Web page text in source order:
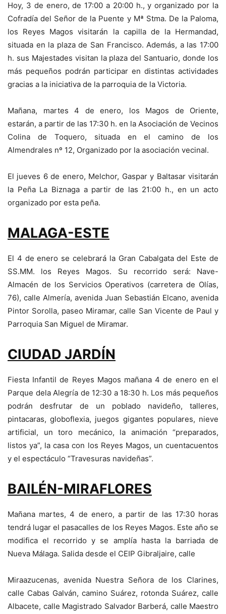
Hoy, 3 de enero, de 17:00 a 20:00 h., y organizado por la
Cofradía del Señor de la Puente y Mª Stma. De la Paloma,
los Reyes Magos visitarán la capilla de la Hermandad,
situada en la plaza de San Francisco. Además, a las 17:00
h. sus Majestades visitan la plaza del Santuario, donde los
más pequeños podrán participar en distintas actividades
gracias a la iniciativa de la parroquia de la Victoria.
Mañana, martes 4 de enero, los Magos de Oriente,
estarán, a partir de las 17:30 h. en la Asociación de Vecinos
Colina de Toquero, situada en el camino de los
Almendrales nº 12, Organizado por la asociación vecinal.
El jueves 6 de enero, Melchor, Gaspar y Baltasar visitarán
la Peña La Biznaga a partir de las 21:00 h., en un acto
organizado por esta peña.
MALAGA-ESTE
El 4 de enero se celebrará la Gran Cabalgata del Este de
SS.MM. los Reyes Magos. Su recorrido será: Nave-
Almacén de los Servicios Operativos (carretera de Olías,
76), calle Almería, avenida Juan Sebastián Elcano, avenida
Pintor Sorolla, paseo Miramar, calle San Vicente de Paul y
Parroquia San Miguel de Miramar.
CIUDAD JARDÍN
Fiesta Infantil de Reyes Magos mañana 4 de enero en el
Parque dela Alegría de 12:30 a 18:30 h. Los más pequeños
podrán desfrutar de un poblado navideño, talleres,
pintacaras, globoflexia, juegos gigantes populares, nieve
artificial, un toro mecánico, la animación “preparados,
listos ya”, la casa con los Reyes Magos, un cuentacuentos
y el espectáculo “Travesuras navideñas”.
BAILÉN-MIRAFLORES
Mañana martes, 4 de enero, a partir de las 17:30 horas
tendrá lugar el pasacalles de los Reyes Magos. Este año se
modifica el recorrido y se amplía hasta la barriada de
Nueva Málaga. Salida desde el CEIP Gibraljaire, calle
Miraazucenas, avenida Nuestra Señora de los Clarines,
calle Cabas Galván, camino Suárez, rotonda Suárez, calle
Albacete, calle Magistrado Salvador Barberá, calle Maestro